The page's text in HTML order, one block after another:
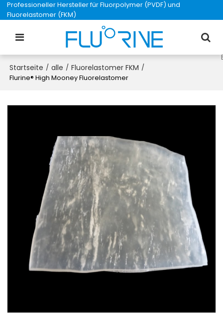
Professioneller Hersteller für Fluorpolymer (PVDF) und
Fluorelastomer (FKM)
Startseite / alle / Fluorelastomer FKM /
Flurine® High Mooney Fluorelastomer